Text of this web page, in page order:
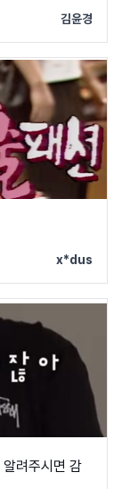
김윤경
x*dus
려주시면 감